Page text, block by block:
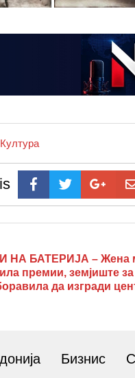
Култура
БАТЕРИЈА – Жена
премии, земјиште
да изгради
Бизнис